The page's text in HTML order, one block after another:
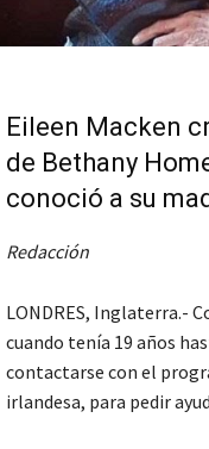
Eileen Macken
de Bethany
conoció a su
Redacción
LONDRES, Inglaterra.-
cuando tenía 19 años
contactarse con el
irlandesa, para pedir